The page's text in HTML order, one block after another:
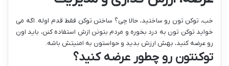
خب، توکن تون رو ساختید، حالا چی؟ ساختن توکن فقط قدم اوله. اگه می
خواید توکن تون به درد بخوره و مردم بتونن ازش استفاده کنن، باید اون
رو عرضه کنید، بهش ارزش بدید و حواستون به امنیتش باشه.
توکنتون رو چطور عرضه کنید؟